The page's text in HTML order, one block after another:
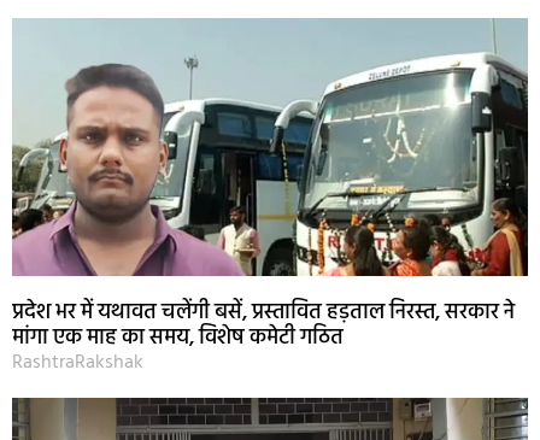
प्रदेश भर में यथावत चलेंगी बसें, प्रस्तावित हड़ताल निरस्त, सरकार ने
मांगा एक माह का समय, विशेष कमेटी गठित
RashtraRakshak